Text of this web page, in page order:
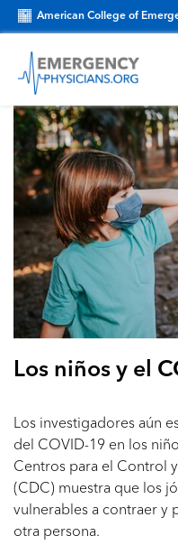
American College of
Los niños y el
Los investigadores aún
del COVID-19 en los
Centros para el Control
(CDC) muestra que los
vulnerables a contraer y
otra persona.